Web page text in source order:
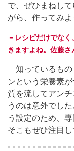
で、ぜひまねし
がら、作ってみよ
－レシピだけでな
きますよね。佐藤さ
知っているもの
ンという栄養素
質を流してアン
うのは意外でし
う設定のため、
そこもぜひ注目し